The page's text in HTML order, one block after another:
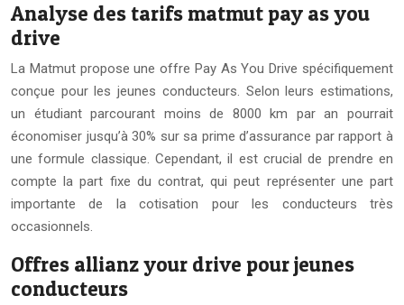
Analyse des tarifs matmut pay as you
drive
La Matmut propose une offre Pay As You Drive spécifiquement
conçue pour les jeunes conducteurs. Selon leurs estimations,
un étudiant parcourant moins de 8000 km par an pourrait
économiser jusqu’à 30% sur sa prime d’assurance par rapport à
une formule classique. Cependant, il est crucial de prendre en
compte la part fixe du contrat, qui peut représenter une part
importante de la cotisation pour les conducteurs très
occasionnels.
Offres allianz your drive pour jeunes
conducteurs